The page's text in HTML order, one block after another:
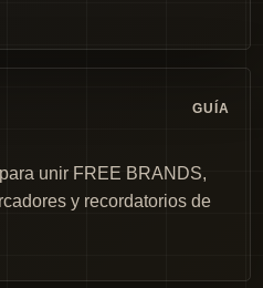
GUÍA
unir FREE BRANDS,
y recordatorios de